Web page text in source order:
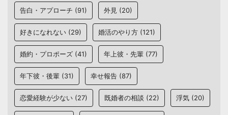
告白・アプローチ (91) 外見 (20)
好きになれない (29) 婚活のやり方 (121)
婚約・プロポーズ (41) 年上彼・先輩 (77)
年下彼・後輩 (31) 幸せ報告 (87)
恋愛経験が少ない (27) 既婚者の相談 (22) 浮気 (20)